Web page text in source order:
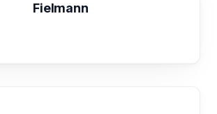
Fielmann